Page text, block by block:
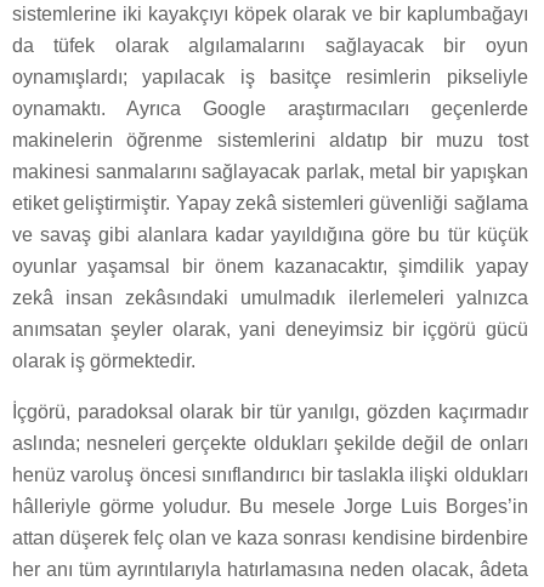
sistemlerine iki kayakçıyı köpek olarak ve bir kaplumbağayı
da tüfek olarak algılamalarını sağlayacak bir oyun
oynamışlardı; yapılacak iş basitçe resimlerin pikseliyle
oynamaktı. Ayrıca Google araştırmacıları geçenlerde
makinelerin öğrenme sistemlerini aldatıp bir muzu tost
makinesi sanmalarını sağlayacak parlak, metal bir yapışkan
etiket geliştirmiştir. Yapay zekâ sistemleri güvenliği sağlama
ve savaş gibi alanlara kadar yayıldığına göre bu tür küçük
oyunlar yaşamsal bir önem kazanacaktır, şimdilik yapay
zekâ insan zekâsındaki umulmadık ilerlemeleri yalnızca
anımsatan şeyler olarak, yani deneyimsiz bir içgörü gücü
olarak iş görmektedir.
İçgörü, paradoksal olarak bir tür yanılgı, gözden kaçırmadır
aslında; nesneleri gerçekte oldukları şekilde değil de onları
henüz varoluş öncesi sınıflandırıcı bir taslakla ilişki oldukları
hâlleriyle görme yoludur. Bu mesele Jorge Luis Borges’in
attan düşerek felç olan ve kaza sonrası kendisine birdenbire
her anı tüm ayrıntılarıyla hatırlamasına neden olacak, âdeta